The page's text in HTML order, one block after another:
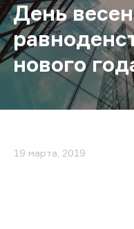
День
нового
19 марта, 2019